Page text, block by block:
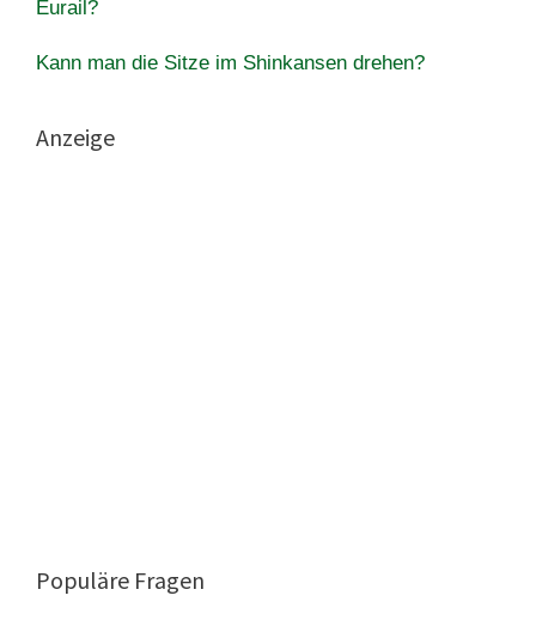
Eurail?
Kann man die Sitze im Shinkansen drehen?
Anzeige
Populäre Fragen